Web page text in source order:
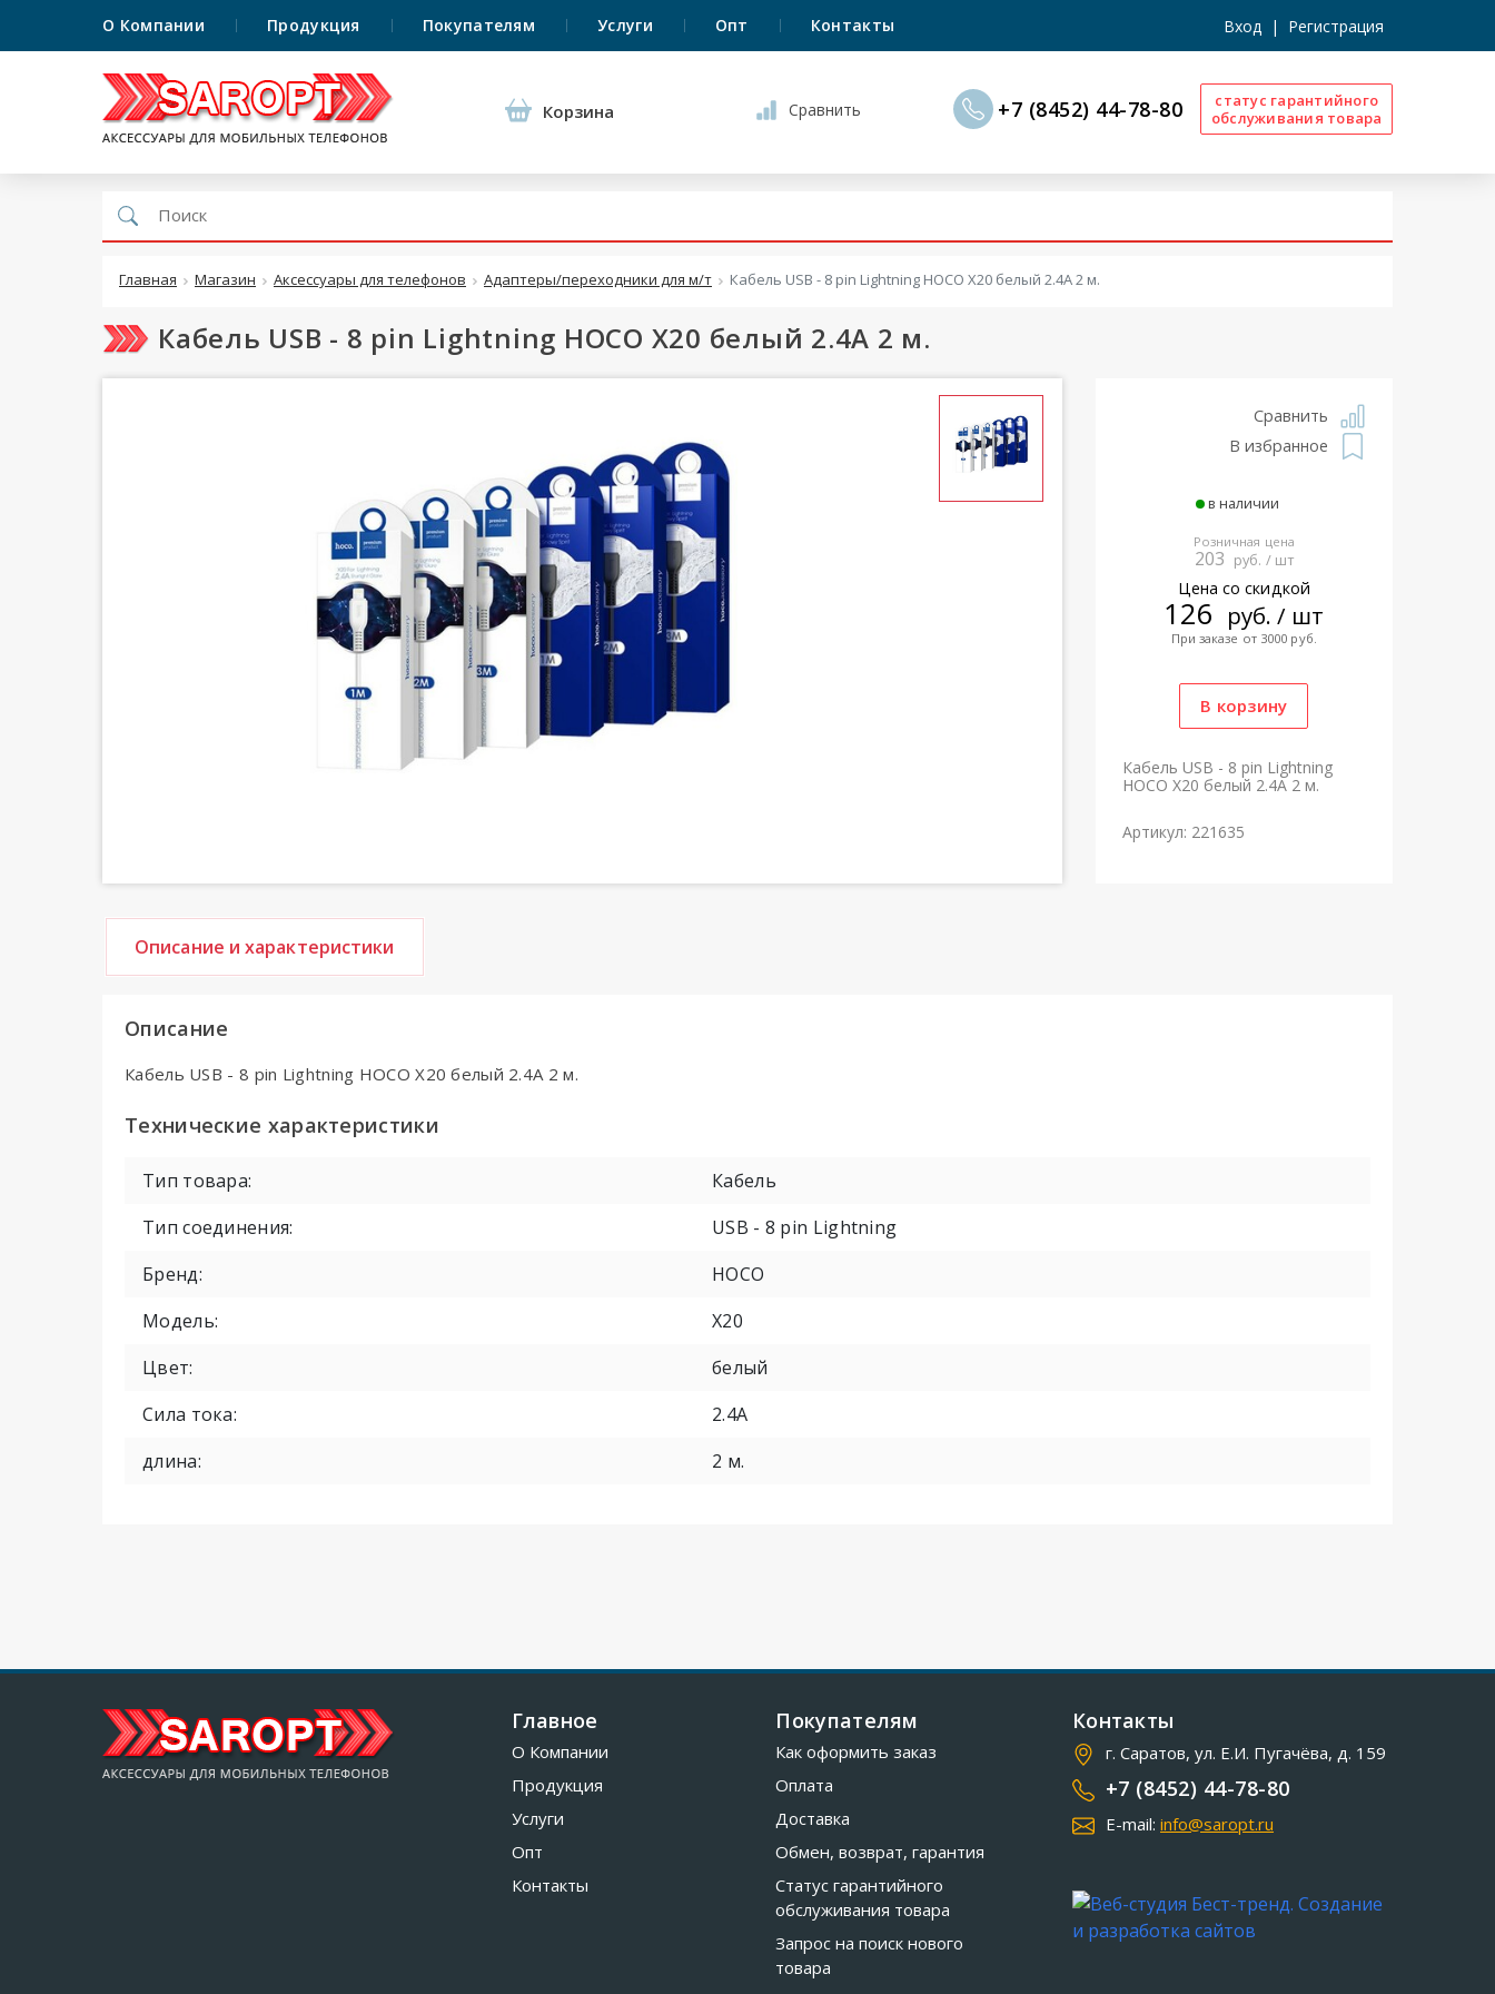
О Компании Продукция Покупателям Услуги Опт Контакты Вход | Регистрация
Корзина Сравнить +7 (8452) 44-78-80
статус гарантийного
обслуживания товара
Главная Магазин Аксессуары для телефонов Адаптеры/переходники для м/т Кабель USB - 8 pin Lightning HOCO X20 белый 2.4A 2 м.
Кабель USB - 8 pin Lightning HOCO X20 белый 2.4A 2 м.
Сравнить
В избранное
в наличии
Розничная цена
203 руб. / шт
Цена со скидкой
126 руб. / шт
При заказе от 3000 руб.
Кабель USB - 8 pin Lightning
HOCO X20 белый 2.4A 2 м.
Артикул: 221635
Описание и характеристики
Описание
Кабель USB - 8 pin Lightning HOCO X20 белый 2.4A 2 м.
Технические характеристики
Тип товара:
Кабель
Тип соединения:
USB - 8 pin Lightning
Бренд:
HOCO
Модель:
X20
Цвет:
белый
Сила тока:
2.4A
длина:
2 м.
Главное
О Компании
Продукция
Услуги
Опт
Контакты
Покупателям
Как оформить заказ
Оплата
Доставка
Обмен, возврат, гарантия
Статус гарантийного
обслуживания товара
Запрос на поиск нового
товара
Контакты
г. Саратов, ул. Е.И. Пугачёва, д. 159
+7 (8452) 44-78-80
E-mail: info@saropt.ru